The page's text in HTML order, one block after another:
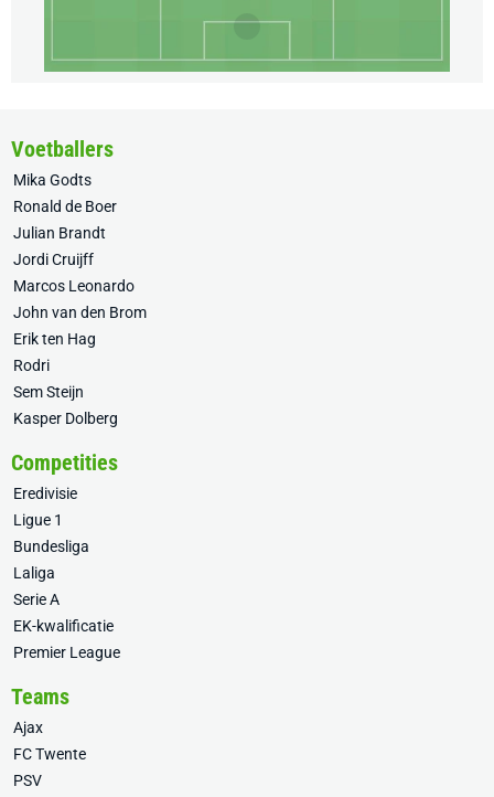
Voetballers
Mika Godts
Ronald de Boer
Julian Brandt
Jordi Cruijff
Marcos Leonardo
John van den Brom
Erik ten Hag
Rodri
Sem Steijn
Kasper Dolberg
Competities
Eredivisie
Ligue 1
Bundesliga
Laliga
Serie A
EK-kwalificatie
Premier League
Teams
Ajax
FC Twente
PSV